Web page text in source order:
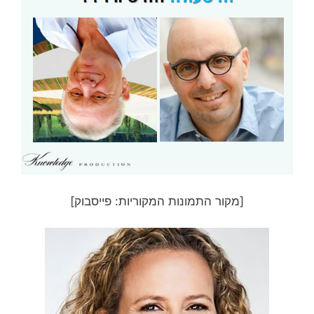
[מקור התמונות המקוריות: פייסבוק]